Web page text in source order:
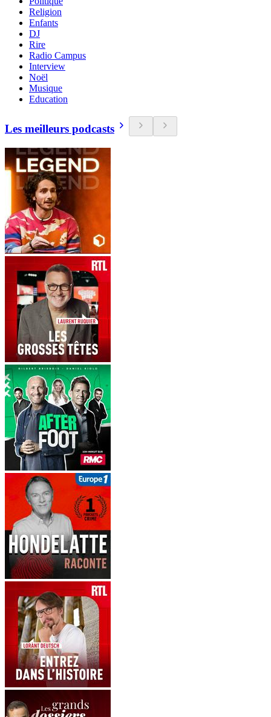
Religion
Enfants
DJ
Rire
Radio Campus
Interview
Noël
Musique
Education
Les meilleurs podcasts